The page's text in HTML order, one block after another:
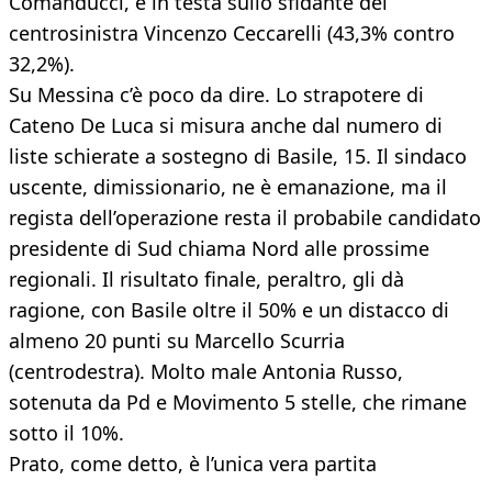
centrosinistra Vincenzo Ceccarelli (43,3% contro
32,2%).
Su Messina c’è poco da dire. Lo strapotere di
Cateno De Luca si misura anche dal numero di
liste schierate a sostegno di Basile, 15. Il sindaco
uscente, dimissionario, ne è emanazione, ma il
regista dell’operazione resta il probabile candidato
presidente di Sud chiama Nord alle prossime
regionali. Il risultato finale, peraltro, gli dà
ragione, con Basile oltre il 50% e un distacco di
almeno 20 punti su Marcello Scurria
(centrodestra). Molto male Antonia Russo,
sotenuta da Pd e Movimento 5 stelle, che rimane
sotto il 10%.
Prato, come detto, è l’unica vera partita